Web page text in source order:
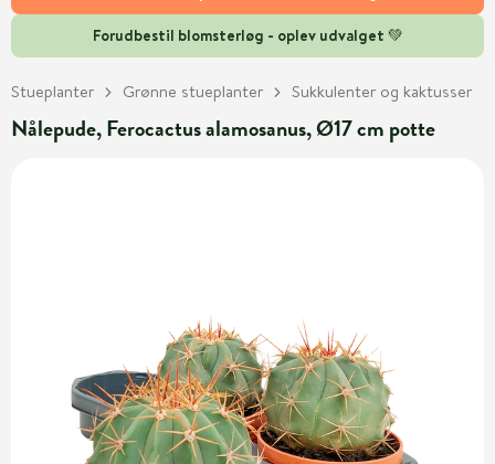
Forudbestil blomsterløg - oplev udvalget 💚
Stueplanter Grønne stueplanter Sukkulenter og kaktusser
Nålepude, Ferocactus alamosanus, Ø17 cm potte